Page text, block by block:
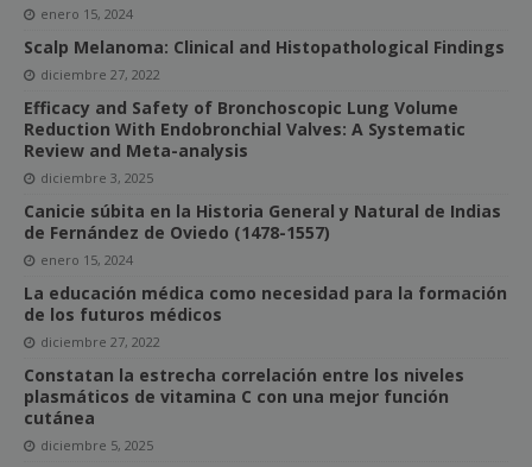
enero 15, 2024
Scalp Melanoma: Clinical and Histopathological Findings
diciembre 27, 2022
Efficacy and Safety of Bronchoscopic Lung Volume
Reduction With Endobronchial Valves: A Systematic
Review and Meta-analysis
diciembre 3, 2025
Canicie súbita en la Historia General y Natural de Indias
de Fernández de Oviedo (1478-1557)
enero 15, 2024
La educación médica como necesidad para la formación
de los futuros médicos
diciembre 27, 2022
Constatan la estrecha correlación entre los niveles
plasmáticos de vitamina C con una mejor función
cutánea
diciembre 5, 2025